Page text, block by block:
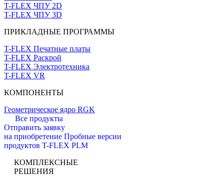
T-FLEX ЧПУ 2D
T-FLEX ЧПУ 3D
ПРИКЛАДНЫЕ ПРОГРАММЫ
T-FLEX Печатные платы
T-FLEX Раскрой
T-FLEX Электротехника
T-FLEX VR
КОМПОНЕНТЫ
Геометрическое ядро RGK
Все продукты
Отправить заявку
на приобретение Пробные версии
продуктов T-FLEX PLM
КОМПЛЕКСНЫЕ
РЕШЕНИЯ